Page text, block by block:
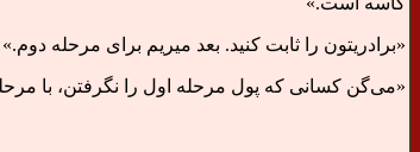
«برادریتون را ثابت کنید. بعد میریم برای مرحله دوم.»
«می‌گن کسانی که پول مرحله اول را نگرفتن، با مرحله دوم یه جا می‌گیرن. وقتی ۳ الی ۵ میلیون رو